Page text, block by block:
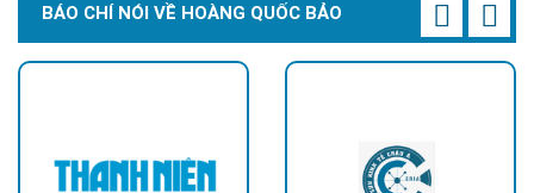
BÁO CHÍ NÓI VỀ HOÀNG QUỐC BẢO